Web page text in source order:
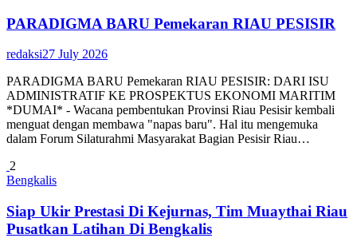
PARADIGMA BARU Pemekaran RIAU PESISIR
redaksi27 July 2026
PARADIGMA BARU Pemekaran RIAU PESISIR: DARI ISU
ADMINISTRATIF KE PROSPEKTUS EKONOMI MARITIM
*DUMAI* - Wacana pembentukan Provinsi Riau Pesisir kembali
menguat dengan membawa "napas baru". Hal itu mengemuka
dalam Forum Silaturahmi Masyarakat Bagian Pesisir Riau…
2
Bengkalis
Siap Ukir Prestasi Di Kejurnas, Tim Muaythai Riau
Pusatkan Latihan Di Bengkalis